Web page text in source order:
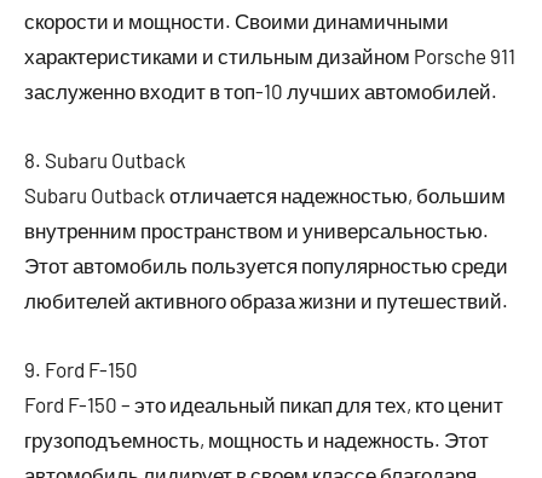
скорости и мощности. Своими динамичными
характеристиками и стильным дизайном Porsche 911
заслуженно входит в топ-10 лучших автомобилей.
8. Subaru Outback
Subaru Outback отличается надежностью, большим
внутренним пространством и универсальностью.
Этот автомобиль пользуется популярностью среди
любителей активного образа жизни и путешествий.
9. Ford F-150
Ford F-150 – это идеальный пикап для тех, кто ценит
грузоподъемность, мощность и надежность. Этот